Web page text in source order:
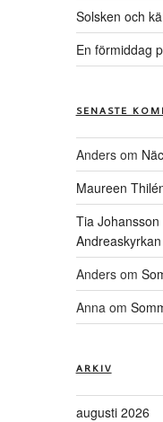
Solsken och
En förmiddag
SENASTE
Andersom
Maureen
Tia Johansson
Andreaskyrkan
Andersom
Anna om
ARKIV
augusti 2026